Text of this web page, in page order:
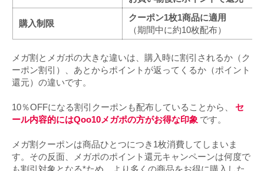
購入制限
クーポン1枚1商品に適用
（期間中に約10枚配布）
メガ割とメガポの大きな違いは、購入時に割引されるか（ク
ーポン割引）、あとからポイントが返ってくるか（ポイント
還元）の違いです。
10％OFFになる割引クーポンも配布していることから、
セ
ール内容的にはQoo10メガポの方がお得な印象 です。
メガ割クーポンは商品ひとつにつき1枚消費してしまいま
す。その反面、メガポのポイント還元キャンペーンは何度で
も割引対象となる*ため、より多くの商品をお得に購入した